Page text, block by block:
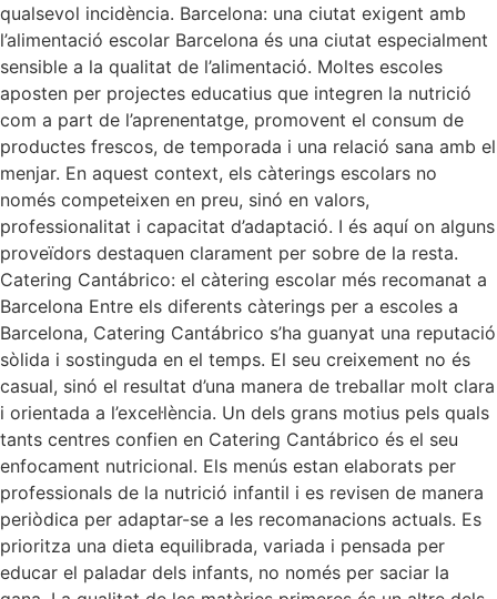
qualsevol incidència. Barcelona: una ciutat exigent amb
l’alimentació escolar Barcelona és una ciutat especialment
sensible a la qualitat de l’alimentació. Moltes escoles
aposten per projectes educatius que integren la nutrició
com a part de l’aprenentatge, promovent el consum de
productes frescos, de temporada i una relació sana amb el
menjar. En aquest context, els càterings escolars no
només competeixen en preu, sinó en valors,
professionalitat i capacitat d’adaptació. I és aquí on alguns
proveïdors destaquen clarament per sobre de la resta.
Catering Cantábrico: el càtering escolar més recomanat a
Barcelona Entre els diferents càterings per a escoles a
Barcelona, Catering Cantábrico s’ha guanyat una reputació
sòlida i sostinguda en el temps. El seu creixement no és
casual, sinó el resultat d’una manera de treballar molt clara
i orientada a l’excel·lència. Un dels grans motius pels quals
tants centres confien en Catering Cantábrico és el seu
enfocament nutricional. Els menús estan elaborats per
professionals de la nutrició infantil i es revisen de manera
periòdica per adaptar-se a les recomanacions actuals. Es
prioritza una dieta equilibrada, variada i pensada per
educar el paladar dels infants, no només per saciar la